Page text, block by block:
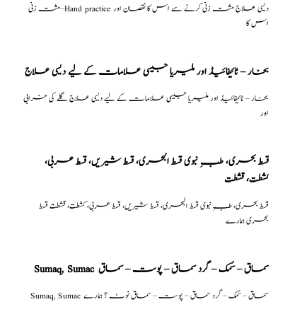
مشت زنی–Hand practice دیسی علاج مشت زنی کرنے سے اس کا نقصان اور
اس کا
بخار – ٹائیفائیڈ اور ملیریا جیسی علامات کے لیے دیسی علاج
بخار – ٹائیفائیڈ اور ملیریا جیسی علامات کے لیے دیسی علاج گلے کی خرابی
اور
قسط بحری، طبِ نبوی قسط البحری، قسط شیریں، قسط عربی،
كشطت، قشطت
بحری ہمارے
Sumaq, Sumac سماق – سُمک – گرد سماق – پوست – سماق
Sumaq, Sumac سماق – سُمک – گرد سماق – پوست – سماق نوٹ ؟ ہمارے